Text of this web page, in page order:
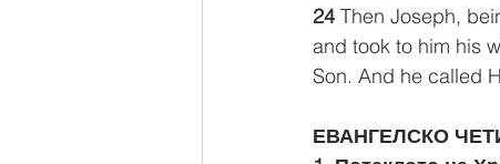
24 Then Joseph,
and took to him his
Son. And he called
ЕВАНГЕЛСКО